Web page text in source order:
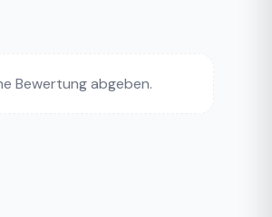
Bewertung abgeben.